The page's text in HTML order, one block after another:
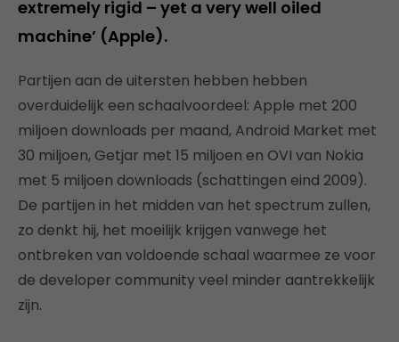
extremely rigid – yet a very well oiled
machine’ (Apple).
Partijen aan de uitersten hebben hebben
overduidelijk een schaalvoordeel: Apple met 200
miljoen downloads per maand, Android Market met
30 miljoen, Getjar met 15 miljoen en OVI van Nokia
met 5 miljoen downloads (schattingen eind 2009).
De partijen in het midden van het spectrum zullen,
zo denkt hij, het moeilijk krijgen vanwege het
ontbreken van voldoende schaal waarmee ze voor
de developer community veel minder aantrekkelijk
zijn.